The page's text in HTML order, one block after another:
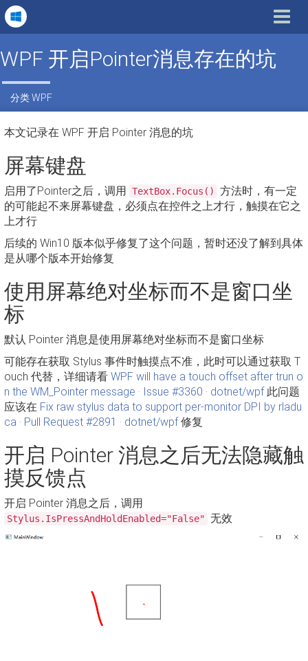
Toggle
WPF 开启Pointer消息存在的坑
分类WPF
本文记录在 WPF 开启 Pointer 消息的坑
屏幕键盘
启用了Pointer之后，调用 TextBox.Focus()
方法时，有一定
的可能起不来屏幕键盘，必须点在控件之上才行，触摸在它之
上才行
后续的 Win10 版本似乎修复了这个问题，暂时还没了解到具体
是从哪个版本开始修复
使用屏幕绝对坐标而不是窗口坐
标
默认 Pointer 消息是使用屏幕绝对坐标而不是窗口坐标
可能存在获取 Stylus 事件时触摸点不准，此时可以通过获取 T
ouch 代替，详细请看 WPF will have a touch offset after trun o
n the WM_Pointer message · Issue #3360 · dotnet/wpf此问题
应该在 Fix raw stylus data to support per-monitor DPI by rladu
ca · Pull Request #2891 · dotnet/wpf修复
开启 Pointer 消息之后无法隐藏触
摸反馈点
开启 Pointer 消息之后，调用
Stylus.IsPressAndHoldEnabled="False" 无效